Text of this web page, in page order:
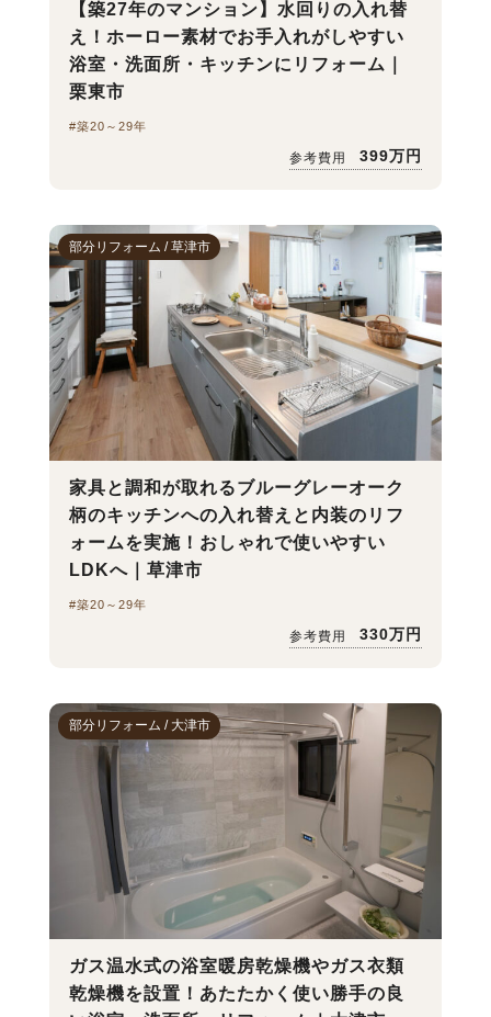
【築27年のマンション】水回りの入れ替
え！ホーロー素材でお手入れがしやすい
浴室・洗面所・キッチンにリフォーム｜
栗東市
#築20～29年
参考費用 399万円
部分リフォーム / 草津市
家具と調和が取れるブルーグレーオーク
柄のキッチンへの入れ替えと内装のリフ
ォームを実施！おしゃれで使いやすい
LDKへ｜草津市
#築20～29年
参考費用 330万円
部分リフォーム / 大津市
ガス温水式の浴室暖房乾燥機やガス衣類
乾燥機を設置！あたたかく使い勝手の良